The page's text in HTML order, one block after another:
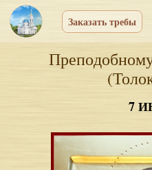
Заказать требы
7